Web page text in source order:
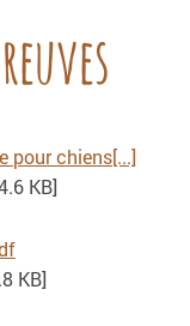
pour chiens[...]
KB]
KB]